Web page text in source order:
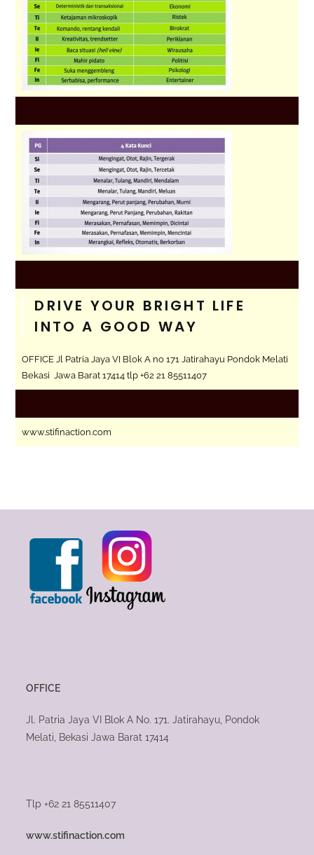
DRIVE YOUR BRIGHT LIFE
INTO A GOOD WAY
OFFICE Jl Patria Jaya VI Blok A no 171 Jatirahayu Pondok Melati
Bekasi Jawa Barat 17414 tlp +62 21 85511407
www.stifinaction.com
OFFICE
Jl. Patria Jaya VI Blok A No. 171. Jatirahayu, Pondok
Melati, Bekasi Jawa Barat 17414
Tlp +62 21 85511407
www.stifinaction.com